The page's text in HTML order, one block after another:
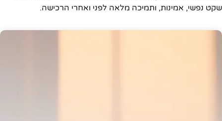
שקט נפשי, אמינות, ותמיכה מלאה לפני ואחרי הרכישה.